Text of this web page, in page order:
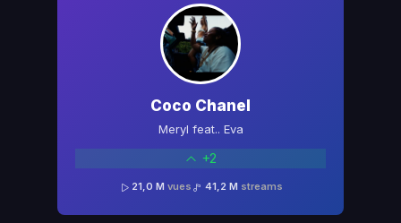
Coco Chanel
Meryl feat.. Eva
+2
21,0 M vues 41,2 M streams